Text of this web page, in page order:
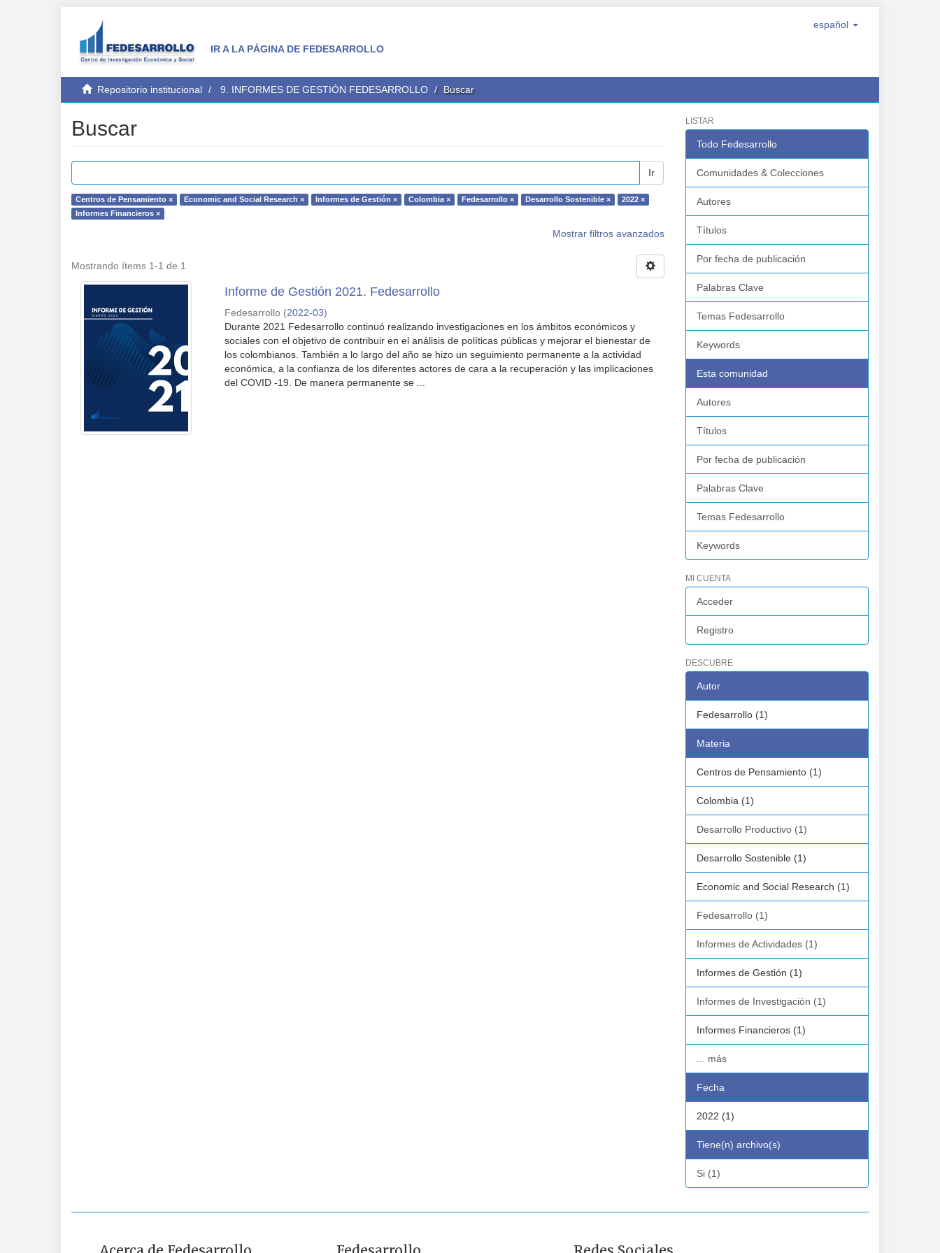
IR A LA PÁGINA DE FEDESARROLLO
español
Repositorio institucional 9. INFORMES DE GESTIÓN FEDESARROLLO Buscar
Buscar
Ir
Centros de Pensamiento × Economic and Social Research × Informes de Gestión × Colombia × Fedesarrollo × Desarrollo Sostenible ×
2022 ×
Informes Financieros ×
Mostrar filtros avanzados
Mostrando ítems 1-1 de 1
Informe de Gestión 2021. Fedesarrollo
Fedesarrollo (2022-03)
Durante 2021 Fedesarrollo continuó realizando investigaciones en los ámbitos económicos y
sociales con el objetivo de contribuir en el análisis de políticas públicas y mejorar el bienestar de
los colombianos. También a lo largo del año se hizo un seguimiento permanente a la actividad
económica, a la confianza de los diferentes actores de cara a la recuperación y las implicaciones
del COVID -19. De manera permanente se ...
LISTAR
Todo Fedesarrollo
Comunidades & Colecciones
Autores
Títulos
Por fecha de publicación
Palabras Clave
Temas Fedesarrollo
Keywords
Esta comunidad
Autores
Títulos
Por fecha de publicación
Palabras Clave
Temas Fedesarrollo
Keywords
MI CUENTA
Acceder
Registro
DESCUBRE
Autor
Fedesarrollo (1)
Materia
Centros de Pensamiento (1)
Colombia (1)
Desarrollo Productivo (1)
Desarrollo Sostenible (1)
Economic and Social Research (1)
Fedesarrollo (1)
Informes de Actividades (1)
Informes de Gestión (1)
Informes de Investigación (1)
Informes Financieros (1)
... más
Fecha
2022 (1)
Tiene(n) archivo(s)
Si (1)